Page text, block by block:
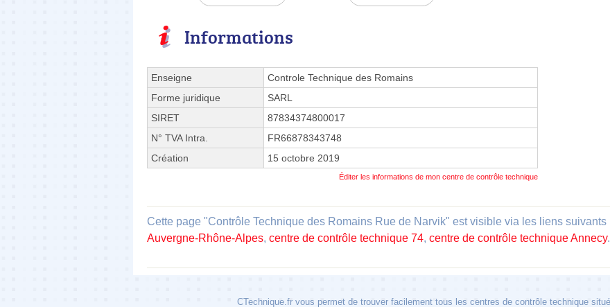
Informations
Enseigne
Controle Technique des Romains
Forme juridique
SARL
SIRET
87834374800017
N° TVA Intra.
FR66878343748
Création
15 octobre 2019
Éditer les informations de mon centre de contrôle technique
Cette page "Contrôle Technique des Romains Rue de Narvik" est visible via les liens suivants
Auvergne-Rhône-Alpes, centre de contrôle technique 74, centre de contrôle technique Annecy.
CTechnique.fr vous permet de trouver facilement tous les centres de contrôle technique